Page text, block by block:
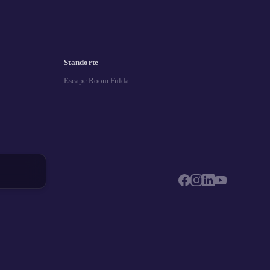
Standorte
Escape Room Fulda